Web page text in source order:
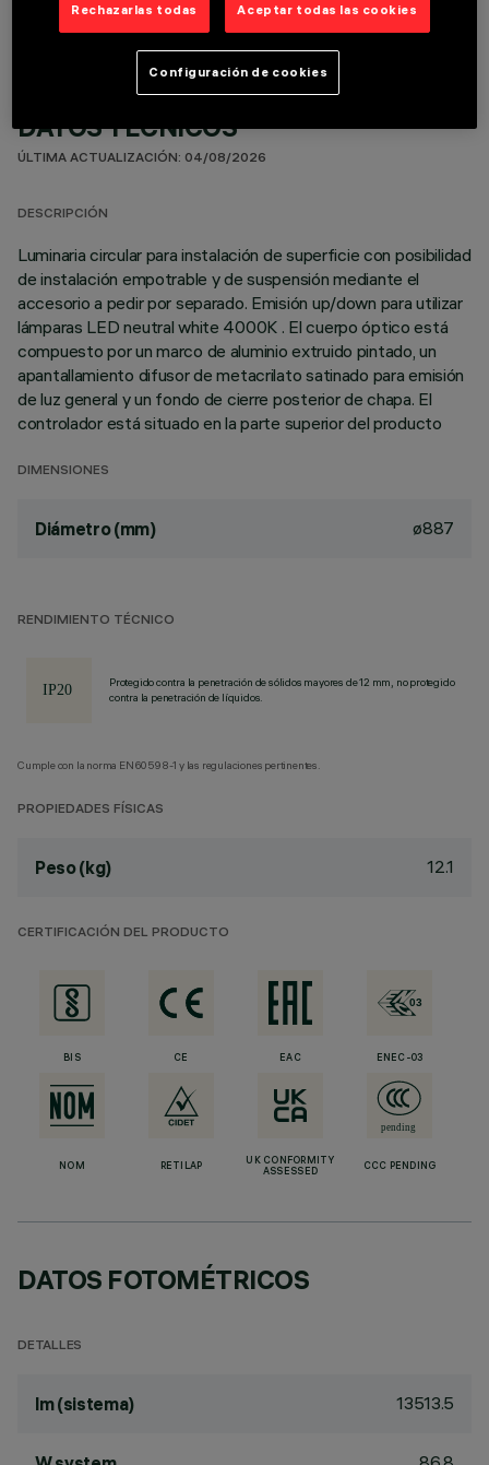
DATOS TÉCNICOS
ÚLTIMA ACTUALIZACIÓN: 04/08/2026
DESCRIPCIÓN
Luminaria circular para instalación de superficie con posibilidad
de instalación empotrable y de suspensión mediante el
accesorio a pedir por separado. Emisión up/down para utilizar
lámparas LED neutral white 4000K . El cuerpo óptico está
compuesto por un marco de aluminio extruido pintado, un
apantallamiento difusor de metacrilato satinado para emisión
de luz general y un fondo de cierre posterior de chapa. El
controlador está situado en la parte superior del producto
DIMENSIONES
Diámetro (mm) ø887
RENDIMIENTO TÉCNICO
Protegido contra la penetración de sólidos mayores de 12 mm, no protegido
contra la penetración de líquidos.
Cumple con la norma EN60598-1 y las regulaciones pertinentes.
PROPIEDADES FÍSICAS
Peso (kg) 12.1
CERTIFICACIÓN DEL PRODUCTO
BIS CE EAC ENEC-03
NOM RETILAP
UK CONFORMITY
ASSESSED
CCC PENDING
DATOS FOTOMÉTRICOS
DETALLES
lm (sistema) 13513.5
Rechazarlas todas Aceptar todas las cookies
Configuración de cookies